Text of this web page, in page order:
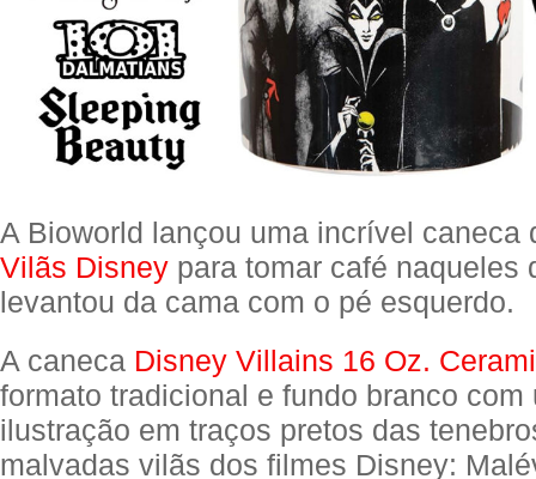
A Bioworld lançou uma incrível caneca
Vilãs Disney para tomar café naqueles
levantou da cama com o pé esquerdo.
A caneca Disney Villains 16 Oz.
formato tradicional e fundo branco com
ilustração em traços pretos das
malvadas vilãs dos filmes Disney: